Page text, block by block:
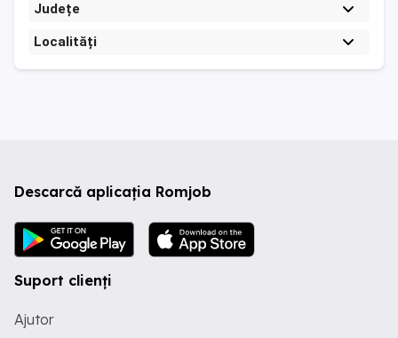
Județe
Localități
Descarcă aplicația Romjob
Suport clienți
Ajutor